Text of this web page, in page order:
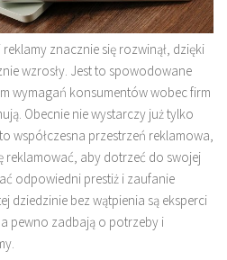
znacznie się rozwinął, dzięki
wzrosły. Jest to spowodowane
wymagań konsumentów wobec firm
Obecnie nie wystarczy już tylko
współczesna przestrzeń reklamowa,
reklamować, aby dotrzeć do swojej
odpowiedni prestiż i zaufanie
dziedzinie bez wątpienia są eksperci
pewno zadbają o potrzeby i